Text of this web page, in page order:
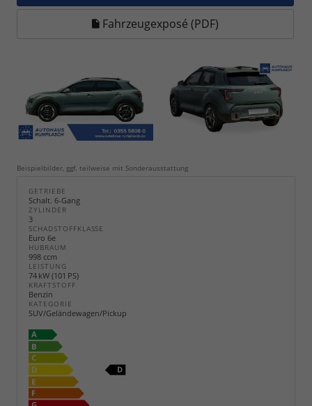
Fahrzeugexposé (PDF)
Beispielbilder, ggf. teilweise mit Sonderausstattung
GETRIEBE
Schalt. 6-Gang
ZYLINDER
3
SCHADSTOFFKLASSE
Euro 6e
HUBRAUM
998 ccm
LEISTUNG
74 kW (101 PS)
KRAFTSTOFF
Benzin
KATEGORIE
SUV/Geländewagen/Pickup